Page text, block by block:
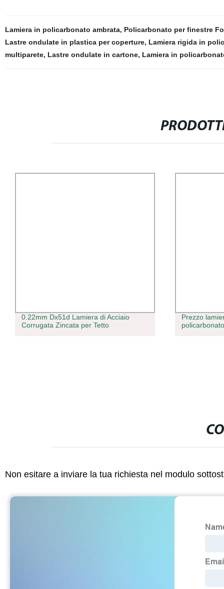
Lamiera in policarbonato ambrata, Policarbonato per finestre
Lastre ondulate in plastica per coperture, Lamiera rigida in
multiparete, Lastre ondulate in cartone, Lamiera in
0.22mm Dx51d Lamiera di Acciaio
Corrugata Zincata per Tetto
Prezzo
Non esitare a inviare la tua richiesta nel modulo